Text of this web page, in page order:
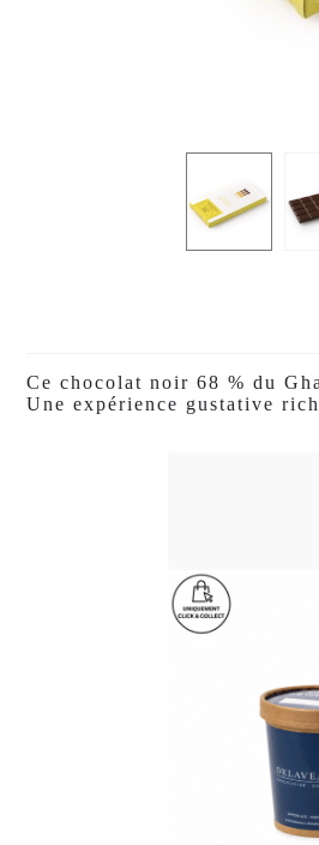
Ce chocolat noir 68 % du
Une expérience gustative